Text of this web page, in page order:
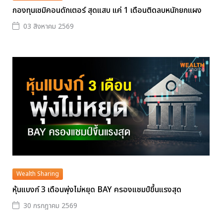
กองทุนเซมิคอนดักเตอร์ สุดแสบ แค่ 1 เดือนติดลบหนักยกแผง
03 สิงหาคม 2569
Wealth Sharing
หุ้นแบงก์ 3 เดือนพุ่งไม่หยุด BAY ครองแชมป์ขึ้นแรงสุด
30 กรกฎาคม 2569